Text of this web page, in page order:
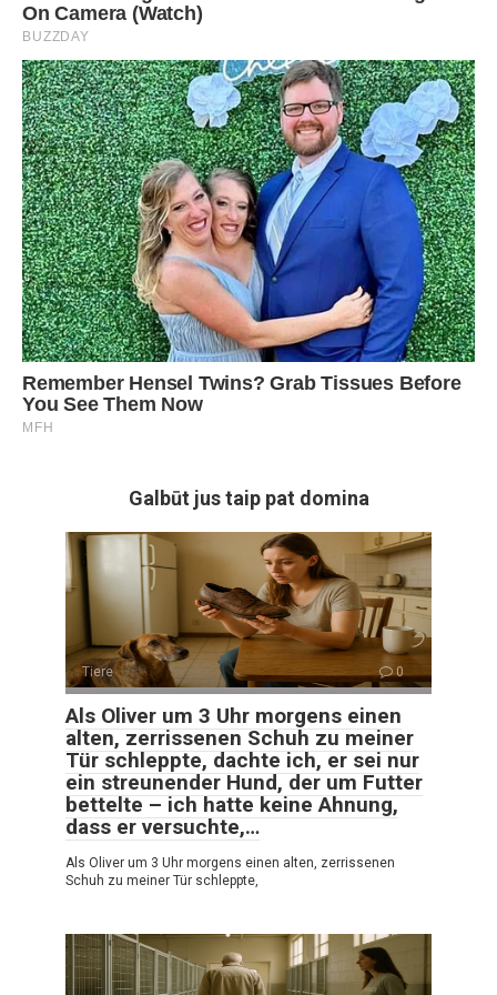
Galbūt jus taip pat domina
Tiere 0
Als Oliver um 3 Uhr morgens einen
alten, zerrissenen Schuh zu meiner
Tür schleppte, dachte ich, er sei nur
ein streunender Hund, der um Futter
bettelte – ich hatte keine Ahnung,
dass er versuchte,…
Als Oliver um 3 Uhr morgens einen alten, zerrissenen
Schuh zu meiner Tür schleppte,